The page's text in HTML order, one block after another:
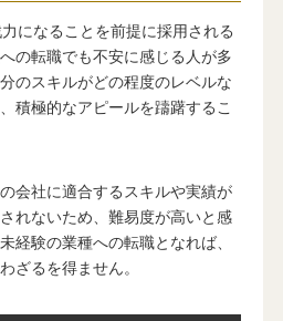
になることを前提に採用される
の転職でも不安に感じる人が多
のスキルがどの程度のレベルな
積極的なアピールを躊躇するこ
会社に適合するスキルや実績が
れないため、難易度が高いと感
経験の業種への転職となれば、
ざるを得ません。